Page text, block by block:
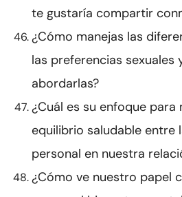
te gustaría compartir
¿Cómo manejas las
las preferencias
abordarlas?
¿Cuál es su enfoque para
equilibrio saludable entre
personal en nuestra
¿Cómo ve nuestro papel